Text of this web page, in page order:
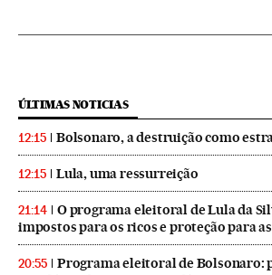
ÚLTIMAS NOTICIAS
12:15 Bolsonaro, a destruição como
12:15 Lula, uma ressurreição
21:14
O programa eleitoral de Lula da
impostos para os ricos e proteção para
20:55
Programa eleitoral de Bolsonaro: